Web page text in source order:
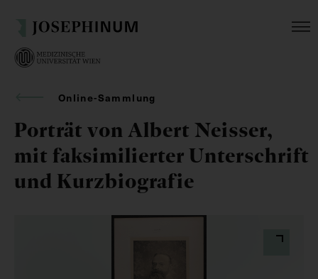
Online-Sammlung
Porträt von Albert Neisser,
mit faksimilierter Unterschrift
und Kurzbiografie